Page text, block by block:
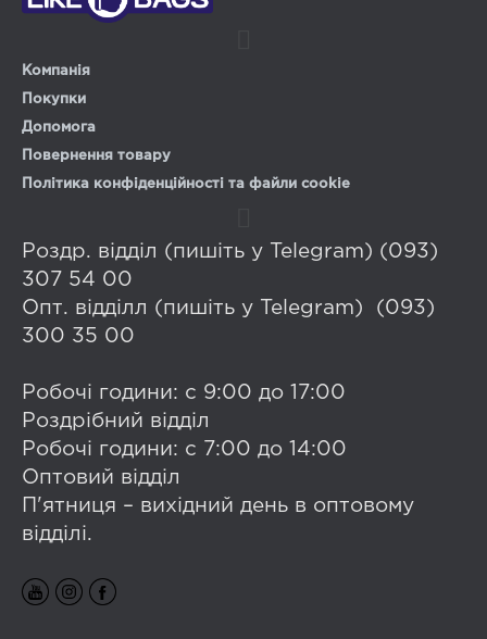
Компанія
Покупки
Допомога
Повернення товару
Політика конфіденційності та файли cookie
Роздр. відділ (пишіть у Telegram) (093)
307 54 00
Опт. відділл (пишіть у Telegram) (093)
300 35 00
Робочі години: с 9:00 до 17:00
Роздрібний відділ
Робочі години: с 7:00 до 14:00
Оптовий відділ
П'ятниця – вихідний день в оптовому
відділі.